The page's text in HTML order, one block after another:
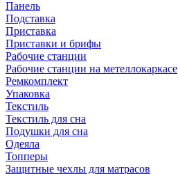
Панель
Подставка
Приставка
Приставки и брифы
Рабочие станции
Рабочие станции на метеллокаркасе
Ремкомплект
Упаковка
Текстиль
Текстиль для сна
Подушки для сна
Одеяла
Топперы
Защитные чехлы для матрасов